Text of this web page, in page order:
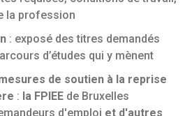
la profession
: exposé des titres demandés
d’études qui y mènent
de soutien à la reprise
: la FPIEE de Bruxelles
d'emploi et d'autres